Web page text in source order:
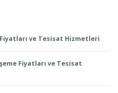
ve Tesisat Hizmetleri
Fiyatları ve Tesisat